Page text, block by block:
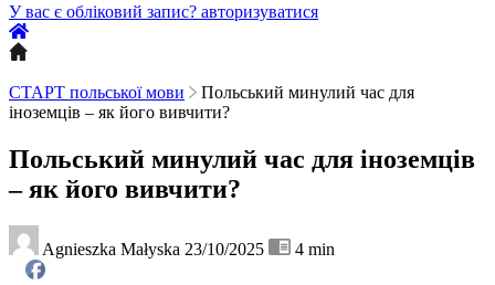
У вас є обліковий запис? авторизуватися
СТАРТ польської мови
Польський минулий час для
іноземців – як його вивчити?
Польський минулий час для іноземців
– як його вивчити?
Agnieszka Małyska 23/10/2025 4 min